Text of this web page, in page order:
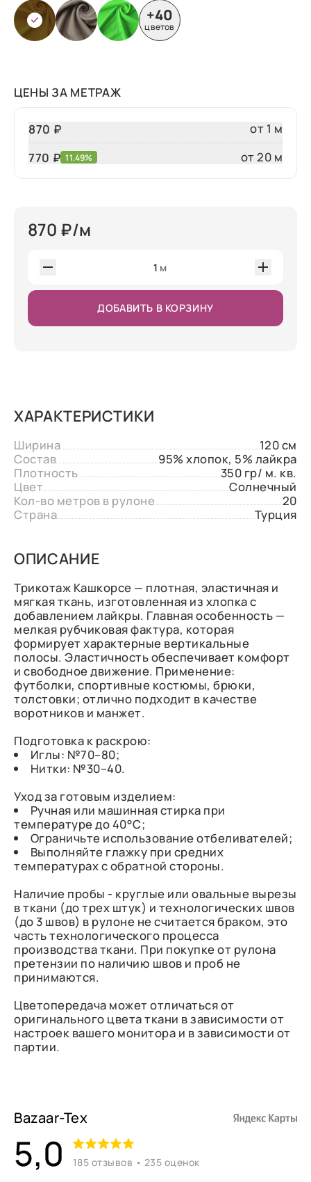
+40
цветов
ЦЕНЫ ЗА МЕТРАЖ
870 ₽
от 1 м
770 ₽ 11.49% от 20 м
870 ₽/м
1 м
ДОБАВИТЬ В КОРЗИНУ
ХАРАКТЕРИСТИКИ
Ширина
120 см
Состав
95% хлопок, 5% лайкра
Плотность
350 гр/ м. кв.
Цвет
Солнечный
Кол-во метров в рулоне
20
Страна
Турция
ОПИСАНИЕ
Трикотаж Кашкорсе — плотная, эластичная и
мягкая ткань, изготовленная из хлопка с
добавлением лайкры. Главная особенность —
мелкая рубчиковая фактура, которая
формирует характерные вертикальные
полосы. Эластичность обеспечивает комфорт
и свободное движение. Применение:
футболки, спортивные костюмы, брюки,
толстовки; отлично подходит в качестве
воротников и манжет.
Подготовка к раскрою:
Иглы: №70–80;
Нитки: №30–40.
Уход за готовым изделием:
Ручная или машинная стирка при
температуре до 40°C;
Ограничьте использование отбеливателей;
Выполняйте глажку при средних
температурах с обратной стороны.
Наличие пробы - круглые или овальные вырезы
в ткани (до трех штук) и технологических швов
(до 3 швов) в рулоне не считается браком, это
часть технологического процесса
производства ткани. При покупке от рулона
претензии по наличию швов и проб не
принимаются.
Цветопередача может отличаться от
оригинального цвета ткани в зависимости от
настроек вашего монитора и в зависимости от
партии.
Bazaar-Tex
5,0 185 отзывов • 235 оценок